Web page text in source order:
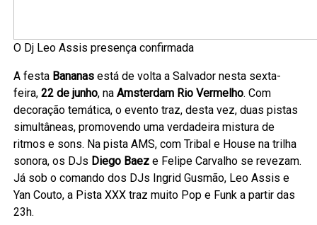
O Dj Leo Assis presença confirmada
A festa Bananas está de volta a Salvador nesta sexta-
feira,22 de junho, naAmsterdam Rio Vermelho. Com
decoração temática, o evento traz, desta vez, duas pistas
simultâneas, promovendo uma verdadeira mistura de
ritmos e sons. Na pista AMS, com Tribal e House na trilha
sonora, os DJs Diego Baez e Felipe Carvalho se revezam.
Já sob o comando dos DJs Ingrid Gusmão, Leo Assis e
Yan Couto, a Pista XXX traz muito Pop e Funk a partir das
23h.